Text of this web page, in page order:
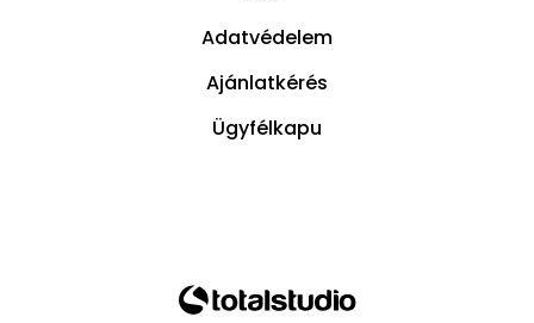
Adatvédelem
Ajánlatkérés
Ügyfélkapu